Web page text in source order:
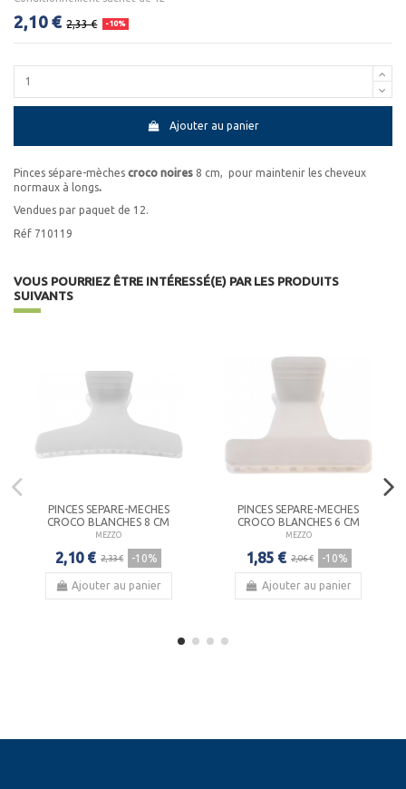
2,10 € 2,33 € -10%
Ajouter au panier
Pinces sépare-mèches croco noires 8 cm, pour maintenir les cheveux
normaux à longs.
Vendues par paquet de 12.
Réf 710119
VOUS POURRIEZ ÊTRE INTÉRESSÉ(E) PAR LES PRODUITS
SUIVANTS
PINCES SEPARE-MECHES
CROCO BLANCHES 8 CM
MEZZO
2,10 € 2,33 € -10%
Ajouter au panier
PINCES SEPARE-MECHES
CROCO BLANCHES 6 CM
MEZZO
1,85 € 2,06 € -10%
Ajouter au panier